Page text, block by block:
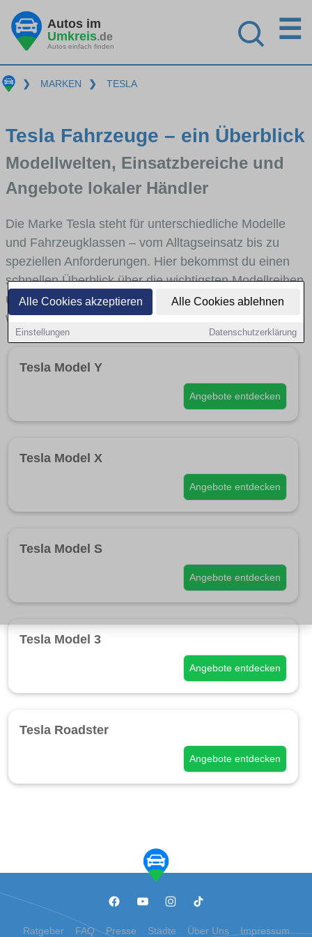
Alle Cookies akzeptieren Alle Cookies ablehnen
Einstellungen Datenschutzerklärung
Autos im
Umkreis.de
Autos einfach finden
☰
❯ MARKEN ❯ TESLA
Tesla Fahrzeuge – ein Überblick
Modellwelten, Einsatzbereiche und
Angebote lokaler Händler
Die Marke Tesla steht für unterschiedliche Modelle
und Fahrzeugklassen – vom Alltagseinsatz bis zu
speziellen Anforderungen. Hier bekommst du einen
schnellen Überblick über die wichtigsten Modellreihen
und für wen Tesla besonders interessant ist. Direkt
weiter zurFahrzeugsuche nach Tesla
Tesla Model Y
Angebote entdecken
Tesla Model X
Angebote entdecken
Tesla Model S
Angebote entdecken
Tesla Model 3
Angebote entdecken
Tesla Roadster
Angebote entdecken
Ratgeber FAQ Presse Städte Über Uns Impressum